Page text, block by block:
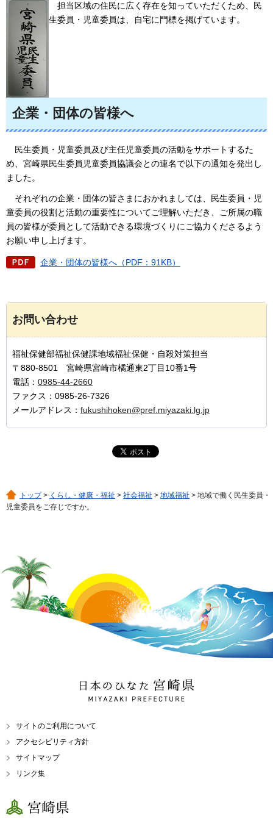
担当区域の住民に広く存在を知っていただくため、民
生委員・児童委員は、自宅に門標を掲げています。
企業・団体の皆様へ
民生委員・児童委員及び主任児童委員の活動をサポートするた
め、宮崎県民生委員児童委員協議会との連名で以下の通知を発出し
ました。
それぞれの企業・団体の皆さまにおかれま しては、民生委員・児
童委員の役割と活動の重要性についてご理解いただき、ご所属の職
員の皆様が委員として活動できる環境づくりにご協力くださるよう
お願い申し上げます。
企業・団体の皆様へ（PDF：91KB）
お問い合わせ
福祉保健部福祉保健課地域福祉保健・自殺対策担当
〒880-8501 宮崎県宮崎市橘通東2丁目10番1号
電話： 0985-44-2660
ファクス：0985-26-7326
メールアドレス： fukushihoken@pref.miyazaki.lg.jp
トップ> くらし・健康・福祉 > 社会福祉 > 地域福祉 > 地域で働く民生委員・
児童委員をご存じですか。
日本のひなた 宮崎県
MIYAZAKI PREFECTURE
サイトのご利用について
アクセシビリティ方針
サイトマップ
リンク集
宮崎県